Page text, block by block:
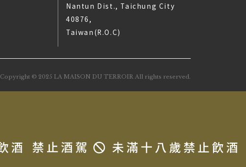
Nantun Dist., Taichung City
40876,
Taiwan(R.O.C)
Copyright © 2025 LA MAISON DU TERROIR All rights reserved.